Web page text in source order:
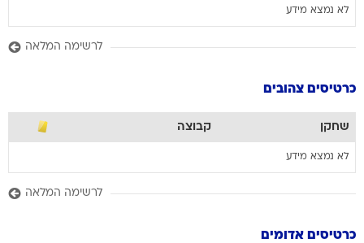
לא נמצא מידע
לרשימה המלאה
כרטיסים צהובים
שחקן קבוצה
לא נמצא מידע
לרשימה המלאה
כרטיסים אדומים